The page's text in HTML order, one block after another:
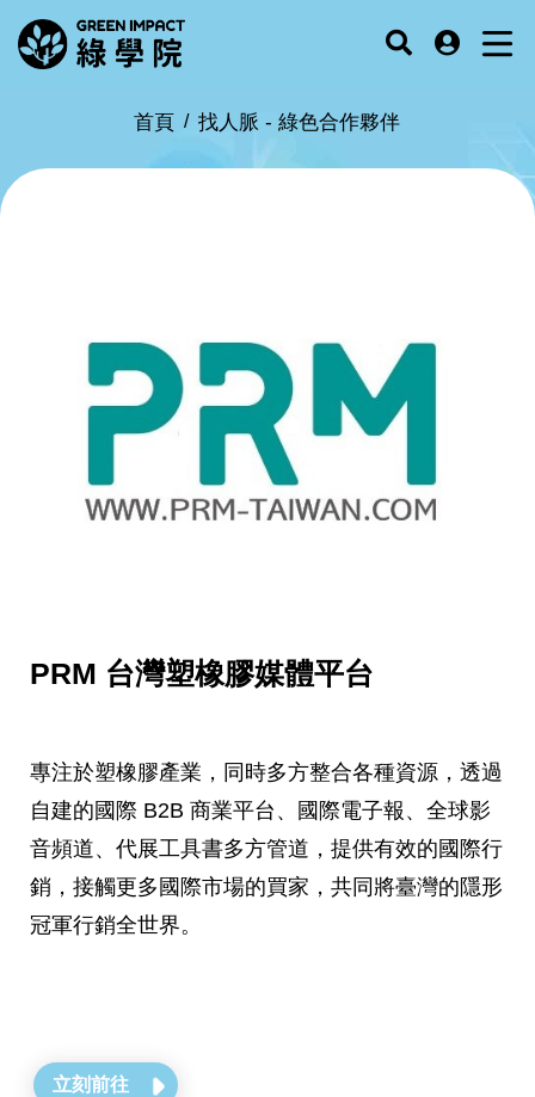
首頁 找人脈 -綠色合作夥伴
PRM 台灣塑橡膠媒體平台
專注於塑橡膠產業，同時多方整合各種資源，透過
自建的國際 B2B 商業平台、國際電子報、全球影
音頻道、代展工具書多方管道，提供有效的國際行
銷，接觸更多國際市場的買家，共同將臺灣的隱形
冠軍行銷全世界。
立刻前往